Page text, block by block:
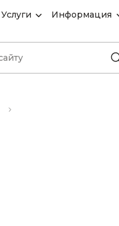
Услуги Информация